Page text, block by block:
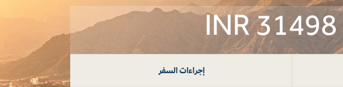
إجراءات السفر